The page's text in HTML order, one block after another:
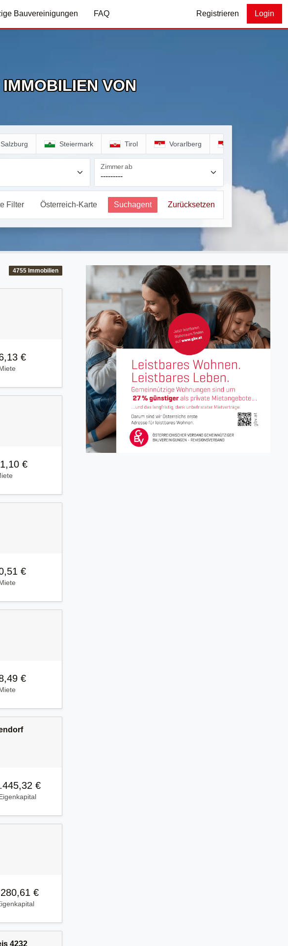
Bauvereinigungen FAQ Registrieren Login
VON
Salzburg Steiermark Tirol Vorarlberg
Zimmer ab
Filter Österreich-Karte Suchagent Zurücksetzen
4755 Immobilien
€
€
€
€
€
€
4232